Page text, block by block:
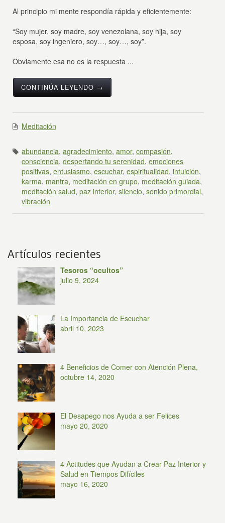
Al principio mi mente respondía rápida y eficientemente:
“Soy mujer, soy madre, soy venezolana, soy hija, soy
esposa, soy ingeniero, soy…, soy…, soy”.
Obviamente esa no es la respuesta ...
CONTINÚA LEYENDO →
Meditación
abundancia,agradecimiento,amor,compasión,
consciencia,despertando tu serenidad,emociones
positivas,entusiasmo,escuchar,espiritualidad,intuición,
karma, mantra, meditación en grupo, meditación guiada,
meditación salud,paz interior,silencio,sonido primordial,
vibración
Artículos recientes
Tesoros “ocultos”
julio 9, 2024
La Importancia de Escuchar
abril 10, 2023
4 Beneficios de Comer con Atención Plena,
octubre 14, 2020
El Desapego nos Ayuda a ser Felices
mayo 20, 2020
4 Actitudes que Ayudan a Crear Paz Interior y
Salud en Tiempos Difíciles
mayo 16, 2020